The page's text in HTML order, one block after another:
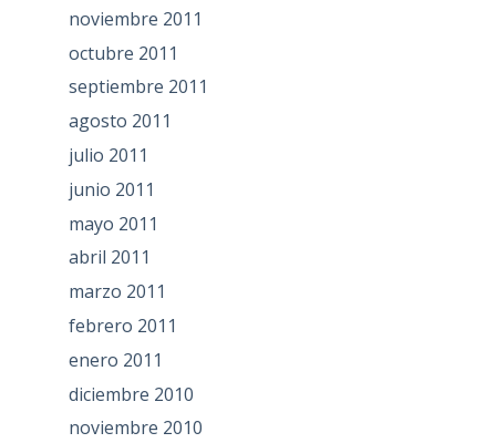
noviembre 2011
octubre 2011
septiembre 2011
agosto 2011
julio 2011
junio 2011
mayo 2011
abril 2011
marzo 2011
febrero 2011
enero 2011
diciembre 2010
noviembre 2010